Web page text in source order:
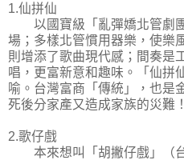
1.仙拼仙
以國寶級「亂彈嬌北管劇團
場；多樣北管慣用器樂，使樂
則增添了歌曲現代感；間奏是
唱，更富新意和趣味。「仙拼
喻。台灣富商「傳統」，也是
死後分家產又造成家族的災難！
2.歌仔戲
本來想叫「胡撇仔戲」（台